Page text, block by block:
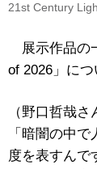
21st Century
展示作品の
of 2026」につ
（野口哲哉さ
「暗闇の中
度を表すんで